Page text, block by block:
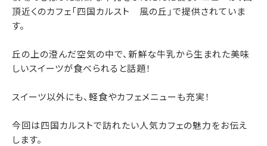
頂近くのカフェ「四国カルスト 風の丘」で提供されていま
す。
丘の上の澄んだ空気の中で、新鮮な牛乳から生まれた美味
しいスイーツが食べられると話題！
スイーツ以外にも、軽食やカフェメニューも充実！
今回は四国カルストで訪れたい人気カフェの魅力をお伝え
します。